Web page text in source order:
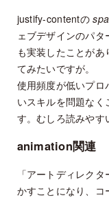
justify-contentの
ェブデザインのパ
も実装したことが
てみたいですが。
使用頻度が低いプ
いスキルを問題な
す。むしろ読みやす
animation関連
「アートディレク
かすことになり、